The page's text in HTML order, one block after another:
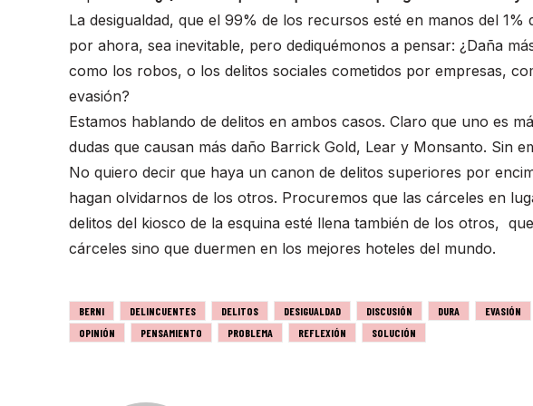
La desigualdad, que el 99% de los recursos esté en manos del
por ahora, sea inevitable, pero dediquémonos a pensar: ¿Daña
como los robos, o los delitos sociales cometidos por empresas,
evasión?
Estamos hablando de delitos en ambos casos. Claro que uno es
dudas que causan más daño Barrick Gold, Lear y Monsanto. Sin
No quiero decir que haya un canon de delitos superiores por
hagan olvidarnos de los otros. Procuremos que las cárceles en
delitos del kiosco de la esquina esté llena también de los otros,
cárceles sino que duermen en los mejores hoteles del mundo.
BERNI DELINCUENTES DELITOS DESIGUALDAD DISCUSIÓN DURA EVASIÓN
OPINIÓN
PENSAMIENTO PROBLEMA REFLEXIÓN SOLUCIÓN